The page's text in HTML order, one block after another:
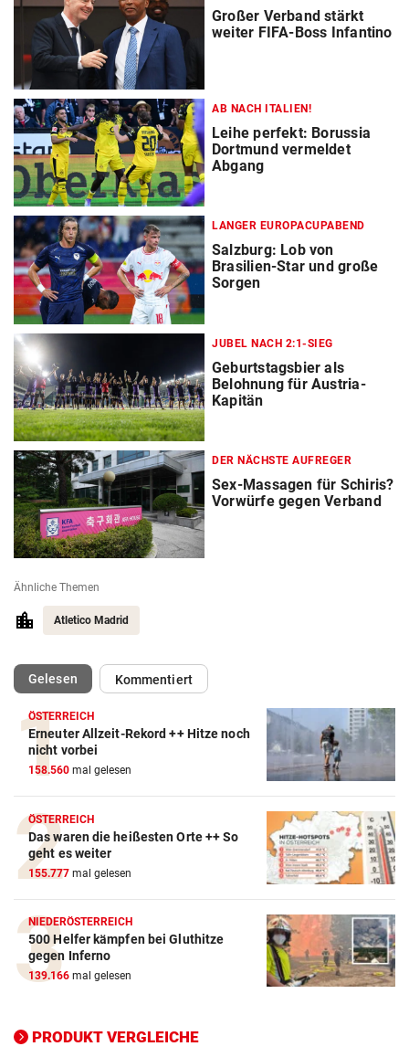
Großer Verband stärkt
weiter FIFA-Boss Infantino
AB NACH ITALIEN!
Leihe perfekt: Borussia
Dortmund vermeldet
Abgang
LANGER EUROPACUPABEND
Salzburg: Lob von
Brasilien-Star und große
Sorgen
JUBEL NACH 2:1-SIEG
Geburtstagsbier als
Belohnung für Austria-
Kapitän
DER NÄCHSTE AUFREGER
Sex-Massagen für Schiris?
Vorwürfe gegen Verband
Ähnliche Themen
Atletico Madrid
Gelesen(ausgewählt)Kommentiert
ÖSTERREICH
Erneuter Allzeit-Rekord ++ Hitze noch
nicht vorbei
158.560 mal gelesen
ÖSTERREICH
Das waren die heißesten Orte ++ So
geht es weiter
155.777 mal gelesen
NIEDERÖSTERREICH
500 Helfer kämpfen bei Gluthitze
gegen Inferno
139.166 mal gelesen
PRODUKT VERGLEICHE
Action-Cam Vergleich
ZUM VERGLEICH
Crosstrainer Vergleich
ZUM VERGLEICH
E-Bike Vergleich
ZUM VERGLEICH
Elektro-Scooter Vergleich
ZUM VERGLEICH
ZUM VERGLEICH